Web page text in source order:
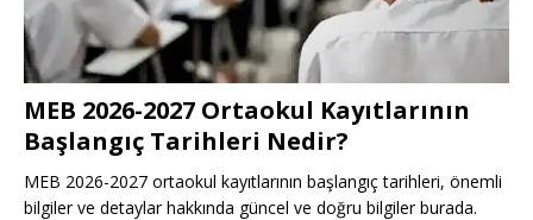
MEB 2026-2027 Ortaokul Kayıtlarının
Başlangıç Tarihleri Nedir?
MEB 2026-2027 ortaokul kayıtlarının başlangıç tarihleri, önemli
bilgiler ve detaylar hakkında güncel ve doğru bilgiler burada.